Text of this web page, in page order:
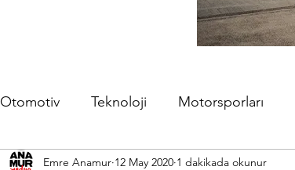
Otomotiv Teknoloji Motorsporları
Emre Anamur 12 May 2020 1 dakikada okunur